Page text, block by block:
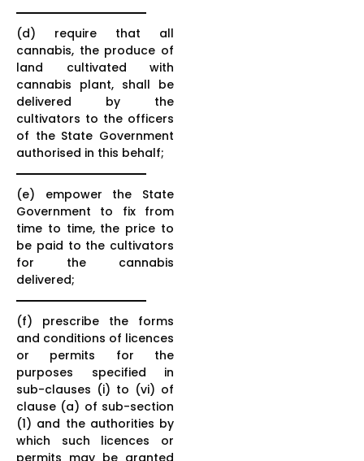
(d) require that all
cannabis, the produce of
land cultivated with
cannabis plant, shall be
delivered by the
cultivators to the officers
of the State Government
authorised in this behalf;
(e) empower the State
Government to fix from
time to time, the price to
be paid to the cultivators
for the cannabis
delivered;
(f) prescribe the forms
and conditions of licences
or permits for the
purposes specified in
sub-clauses (i) to (vi) of
clause (a) of sub-section
(1) and the authorities by
which such licences or
permits may be granted